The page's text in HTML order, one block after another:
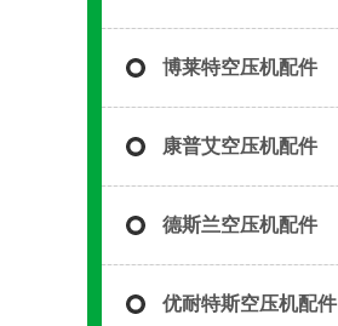
博莱特空压机配件
康普艾空压机配件
德斯兰空压机配件
优耐特斯空压机配件